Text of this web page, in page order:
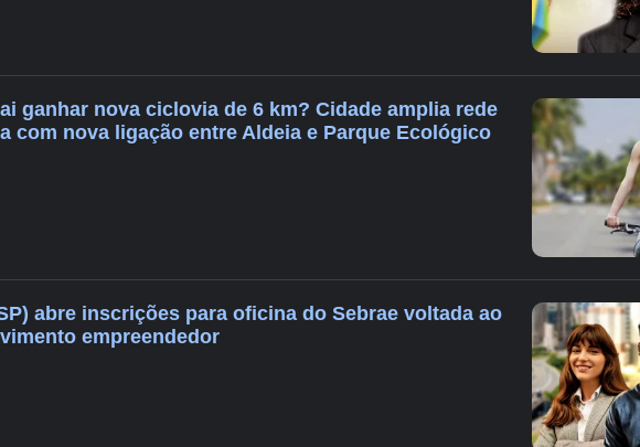
ganhar nova ciclovia de 6 km? Cidade amplia rede
com nova ligação entre Aldeia e Parque Ecológico
abre inscrições para oficina do Sebrae voltada ao
empreendedor